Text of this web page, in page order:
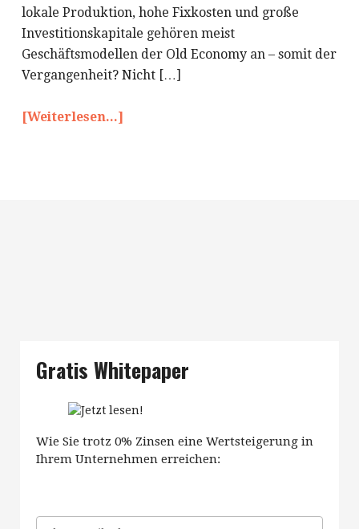
lokale Produktion, hohe Fixkosten und große
Investitionskapitale gehören meist
Geschäftsmodellen der Old Economy an – somit der
Vergangenheit? Nicht […]
[Weiterlesen...]
Gratis Whitepaper
Wie Sie trotz 0% Zinsen eine Wertsteigerung in
Ihrem Unternehmen erreichen: